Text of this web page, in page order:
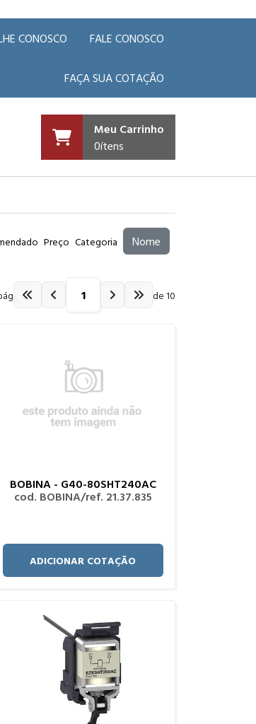
CONOSCO FALE CONOSCO
FAÇA SUA COTAÇÃO
Meu Carrinho
0ítens
Preço Categoria Nome
de 10
BOBINA - G40-80SHT240AC
cod. BOBINA/ref. 21.37.835
ADICIONAR COTAÇÃO